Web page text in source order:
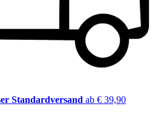
Standardversand ab € 39,90